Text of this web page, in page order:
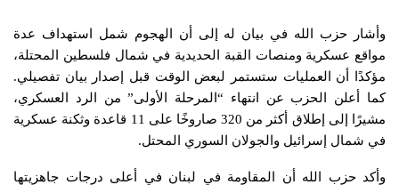
وأشار حزب الله في بيان له إلى أن الهجوم شمل استهداف عدة
مواقع عسكرية ومنصات القبة الحديدية في شمال فلسطين المحتلة،
مؤكدًا أن العمليات ستستمر لبعض الوقت قبل إصدار بيان تفصيلي.
كما أعلن الحزب عن انتهاء “المرحلة الأولى” من الرد العسكري،
مشيرًا إلى إطلاق أكثر من 320 صاروخًا على 11 قاعدة وثكنة عسكرية
في شمال إسرائيل والجولان السوري المحتل.
وأكد حزب الله أن المقاومة في لبنان في أعلى درجات جاهزيتها